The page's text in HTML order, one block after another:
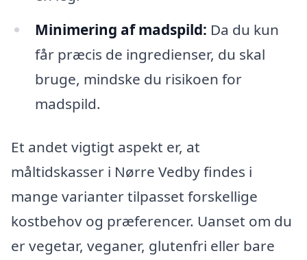
Minimering af madspild: Da du kun
får præcis de ingredienser, du skal
bruge, mindske du risikoen for
madspild.
Et andet vigtigt aspekt er, at
måltidskasser i Nørre Vedby findes i
mange varianter tilpasset forskellige
kostbehov og præferencer. Uanset om du
er vegetar, veganer, glutenfri eller bare